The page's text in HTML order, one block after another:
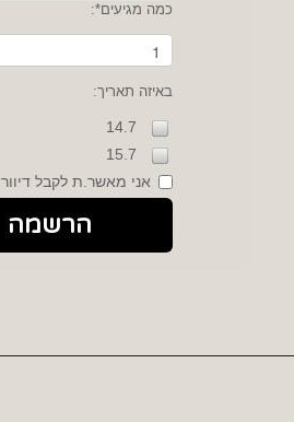
כמה מגיעים*:
באיזה תאריך:
14.7
15.7
אני מאשר.ת לקבל דיוור
הרשמה